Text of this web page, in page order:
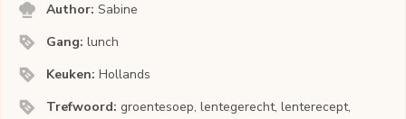
Author:Sabine
Gang:lunch
Keuken:Hollands
Trefwoord: groentesoep, lentegerecht, lenterecept,